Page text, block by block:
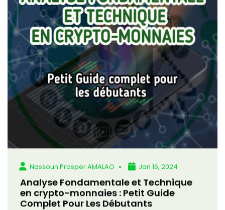
Nassoun Prosper AMALAO Jan 16, 2024
Analyse Fondamentale et Technique
en crypto-monnaies : Petit Guide
Complet Pour Les Débutants